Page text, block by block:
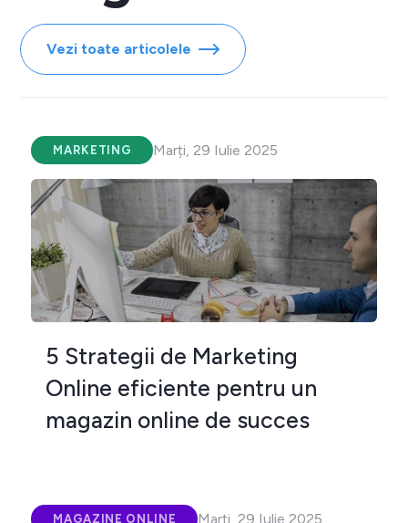
Vezi toate articolele
MARKETING Marți, 29 Iulie 2025
5 Strategii de Marketing
Online eficiente pentru un
magazin online de succes
MAGAZINE ONLINE Marți, 29 Iulie 2025